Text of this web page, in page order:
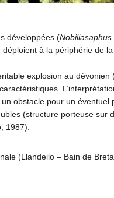
développées (Nobiliasaphus
à la périphérie de
explosion au dévonien
obstacle pour un
(structure porteuse sur
1987).
(Llandeilo – Bain de